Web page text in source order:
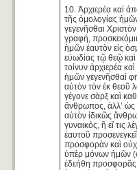
10. Ἀρχιερέα καὶ
τῆς ὁμολογίας
γεγενῆσθαι Χριστὸν
γραφή,
ἡμῶν ἑαυτὸν εἰς
εὐωδίας τῷ θεῷ καὶ
τοίνυν ἀρχιερέα
ἡμῶν γεγενῆσθαί
αὐτὸν τὸν ἐκ θεοῦ
γέγονε σὰρξ καὶ
ἄνθρωπος, ἀλλ’ ὡς
αὐτὸν ἰδικῶς
γυναικός, ἢ εἴ τις
ἑαυτοῦ
προσφορὰν καὶ
ὑπὲρ μόνων ἡμῶν
ἐδεήθη προσφορᾶς